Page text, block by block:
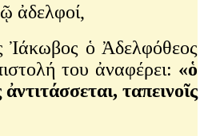
ἀδελφοί,
Ἰάκωβος ὁ Ἀδελφόθεος
του ἀναφέρει: «ὁ
ταπεινοῖς